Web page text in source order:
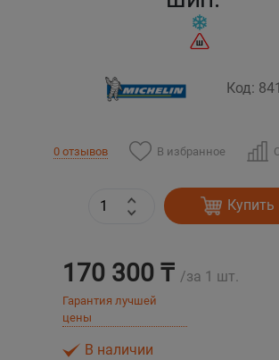
Код:
0 отзывов В избранное
Купить
170 300 ₸ /за 1 шт.
Гарантия лучшей
цены
В наличии
Бишкек